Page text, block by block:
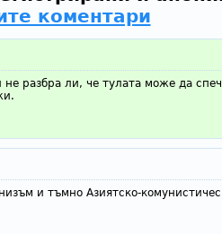
коментари
не разбра ли, че тулата може да
и тъмно Азиятско-